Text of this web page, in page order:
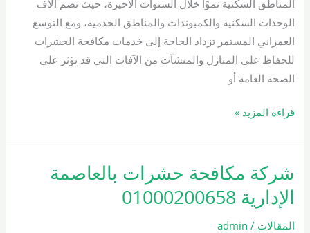
المناطق السكنية نموًا خلال السنوات الأخيرة، حيث تضم آلاف
الوحدات السكنية والكمبوندات والمناطق الخدمية، ومع التوسع
العمراني المستمر تزداد الحاجة إلى خدمات مكافحة الحشرات
للحفاظ على المنازل والمنشآت من الآفات التي قد تؤثر على
الصحة العامة أو
قراءة المزيد »
شركة مكافحة حشرات بالعاصمة
الإدارية 01000200658
المقالات /
admin
شركة
مكافحة
حشرات
بالعاصمة